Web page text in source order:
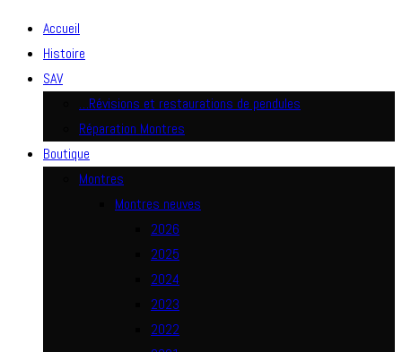
Accueil
Histoire
SAV
…Révisions et restaurations de pendules
Réparation Montres
Boutique
Montres
Montres neuves
2026
2025
2024
2023
2022